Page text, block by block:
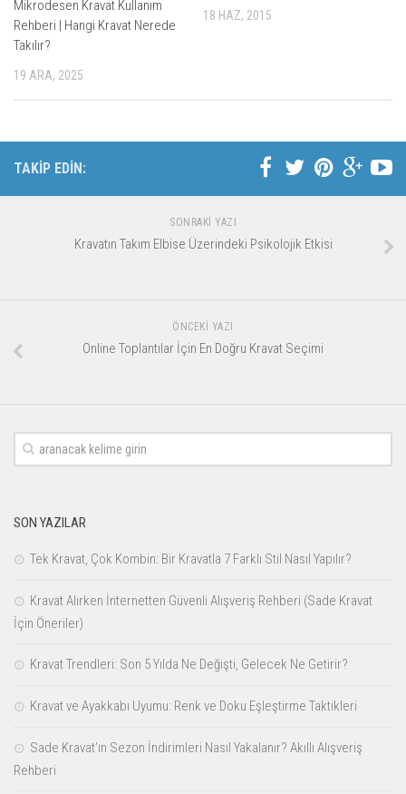
Mikrodesen Kravat Kullanım
Rehberi | Hangi Kravat Nerede
Takılır?
19 ARA, 2025
18 HAZ, 2015
TAKİP EDİN:
SONRAKI YAZI
Kravatın Takım Elbise Üzerindeki Psikolojik Etkisi
ÖNCEKI YAZI
Online Toplantılar İçin En Doğru Kravat Seçimi
SON YAZILAR
Tek Kravat, Çok Kombin: Bir Kravatla 7 Farklı Stil Nasıl Yapılır?
Kravat Alırken İnternetten Güvenli Alışveriş Rehberi (Sade Kravat
İçin Öneriler)
Kravat Trendleri: Son 5 Yılda Ne Değişti, Gelecek Ne Getirir?
Kravat ve Ayakkabı Uyumu: Renk ve Doku Eşleştirme Taktikleri
Sade Kravat’ın Sezon İndirimleri Nasıl Yakalanır? Akıllı Alışveriş
Rehberi